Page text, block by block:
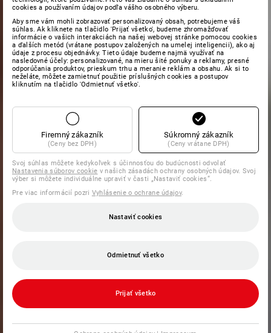
cookies a používaním údajov podľa vášho osobného výberu.
Aby sme vám mohli zobrazovať personalizovaný obsah, potrebujeme váš
súhlas. Ak kliknete na tlačidlo 'Prijať všetko', budeme zhromažďovať
informácie o vašich interakciách na našej webovej stránke pomocou cookies
a ďalších metód (vrátane postupov založených na umelej inteligencii), ako aj
údaje z procesu objednávky. Tieto údaje budeme najmä využívať na
nasledovné účely: personalizované, na mieru šité ponuky a reklamy, presné
odporúčania produktov, prieskum trhu a meranie reklám a obsahu. Ak si to
neželáte, môžete zamietnuť použitie príslušných cookies a postupov
kliknutím na tlačidlo 'Odmietnuť všetko'.
Firemný zákazník
(Ceny bez DPH)
Súkromný zákazník
(Ceny vrátane DPH)
Svoj súhlas môžete kedykoľvek s účinnosťou do budúcnosti odvolať
Nastavenia súborov cookie v našich zásadách ochrany osobných údajov. Svoj
výber si môžete individuálne upraviť v časti „Nastaviť cookies“.
Pre viac informácií pozri Vyhlásenie o ochrane údajov.
Nastaviť cookies
Odmietnuť všetko
Prijať všetko